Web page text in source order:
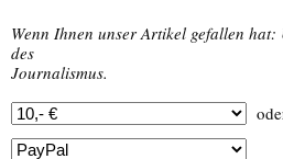
Wenn Ihnen unser Artikel gefallen hat:
des
Journalismus.